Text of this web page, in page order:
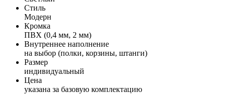
Стиль
Модерн
Кромка
ПВХ (0,4 мм, 2 мм)
Внутреннее наполнение
на выбор (полки, корзины, штанги)
Размер
индивидуальный
Цена
указана за базовую комплектацию